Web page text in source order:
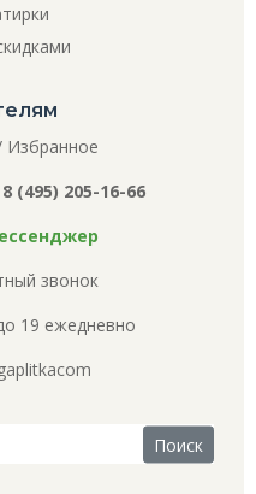
Избранное
8 (495) 205-16-66
звонок
19 ежедневно